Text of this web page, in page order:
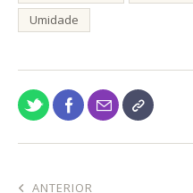
Umidade
ANTERIOR